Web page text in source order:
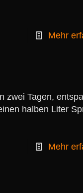
Mehr
zwei Tagen,
halben Liter
Mehr